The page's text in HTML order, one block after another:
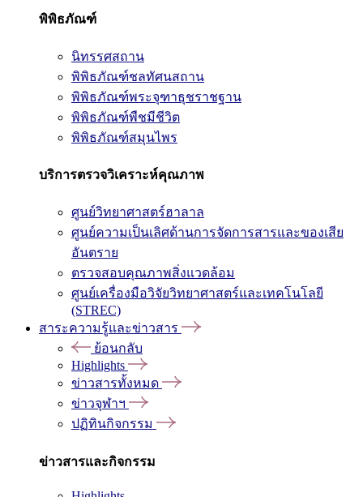
พิพิธภัณฑ์
นิทรรศสถาน
พิพิธภัณฑ์ชลทัศนสถาน
พิพิธภัณฑ์พระจุฑาธุชราชฐาน
พิพิธภัณฑ์พืชมีชีวิต
พิพิธภัณฑ์สมุนไพร
บริการตรวจวิเคราะห์คุณภาพ
ศูนย์วิทยาศาสตร์ฮาลาล
ศูนย์ความเป็นเลิศด้านการจัดการสารและของเสีย
อันตราย
ตรวจสอบคุณภาพสิ่งแวดล้อม
ศูนย์เครื่องมือวิจัยวิทยาศาสตร์และเทคโนโลยี
(STREC)
สาระความรู้และข่าวสาร
ย้อนกลับ
Highlights
ข่าวสารทั้งหมด
ข่าวจุฬาฯ
ปฏิทินกิจกรรม
ข่าวสารและกิจกรรม